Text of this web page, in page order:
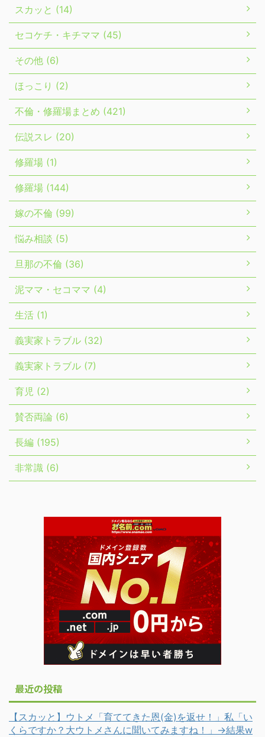
スカッと (14)
セコケチ・キチママ (45)
その他 (6)
ほっこり (2)
不倫・修羅場まとめ (421)
伝説スレ (20)
修羅場 (1)
修羅場 (144)
嫁の不倫 (99)
悩み相談 (5)
旦那の不倫 (36)
泥ママ・セコママ (4)
生活 (1)
義実家トラブル (32)
義実家トラブル (7)
育児 (2)
賛否両論 (6)
長編 (195)
非常識 (6)
最近の投稿
【スカッと】ウトメ「育ててきた恩(金)を返せ！」私「い
くらですか？大ウトメさんに聞いてみますね！」→結果w